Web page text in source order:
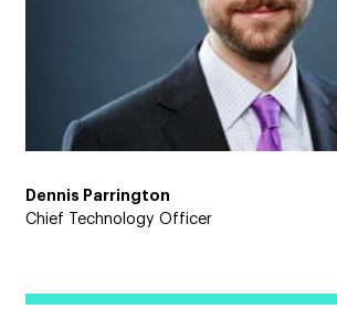
Dennis Parrington
Chief Technology Officer